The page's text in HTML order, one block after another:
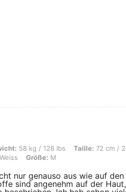
lbs, Taille: 72 cm / 28 in, Hüften: 101
58 kg / 128 lbs Taille: 72 cm /
Weiss Größe: M
nur genauso aus wie auf
sind angenehm auf der